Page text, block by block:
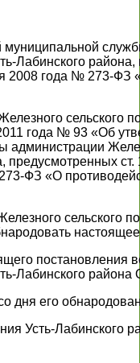
муниципальной
Лабинского
2008 года № 273-ФЗ
сельского
года № 93 «Об
предусмотренных
ФЗ «О
сельского
постановления
Лабинского
дня его
Усть-Лабинского